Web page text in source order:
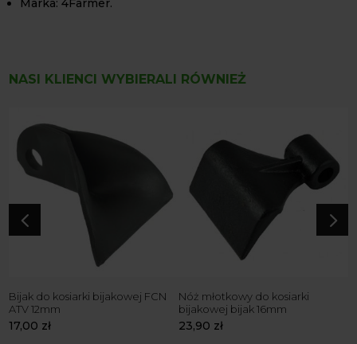
Marka: 4Farmer.
NASI KLIENCI WYBIERALI RÓWNIEŻ
4
Bijak do kosiarki bijakowej FCN
ATV 12mm
17,00 zł
Nóż młotkowy do kosiarki
bijakowej bijak 16mm
23,90 zł
5